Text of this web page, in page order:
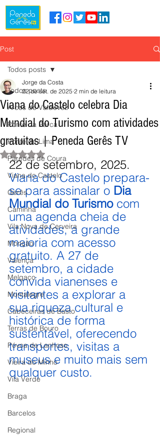
Post
Todos posts
Arcos de Valdevez
Ponte da Barca
Ponte de Lima
Paredes de Coura
Viana do Castelo
Gerês
Caminha
Vila Nova de Cerveira
Monção
Valença
Melgaço
Montalegre
Cabeceiras de Basto
Terras de Bouro
Póvoa de Lanhoso
Vieira do Minho
Vila Verde
Braga
Barcelos
Regional
Todos posts
Viana do Castelo celebra Dia
Mundial do Turismo com atividades
gratuitas | Peneda Gerês TV
Jorge da Costa
22 de set. de 2025 2 min de leitura
Avaliado com NaN de 5 estrelas.
22 de setembro, 2025.
Viana do Castelo prepara-
se para assinalar o Dia
Mundial do Turismo com
uma agenda cheia de
atividades, a grande
maioria com acesso
gratuito. A 27 de
setembro, a cidade
convida vianenses e
visitantes a explorar a
sua riqueza cultural e
histórica de forma
sustentável, oferecendo
transportes, visitas a
museus e muito mais sem
qualquer custo.